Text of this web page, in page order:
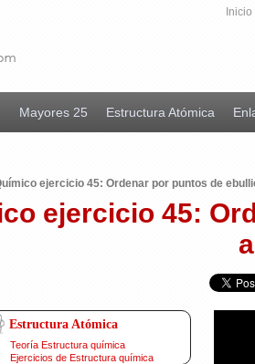
Inicio
Mayores 25 Estructura Atómica
ejercicio 45: Ordenar por puntos de
ejercicio 45:
Estructura Atómica
Teoría Estructura química
Ejercicios de Estructura química